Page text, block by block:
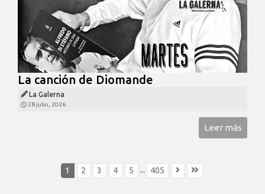
La canción de Diomande
La Galerna
28 julio, 2026
Leer más
1 2 3 4 5 405